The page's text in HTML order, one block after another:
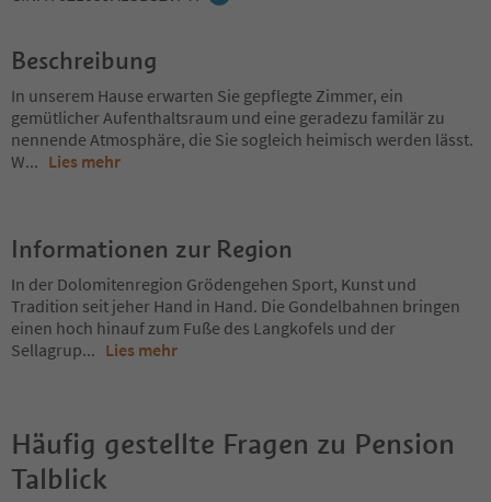
Beschreibung
In unserem Hause erwarten Sie gepflegte Zimmer, ein
gemütlicher Aufenthaltsraum und eine geradezu familär zu
nennende Atmosphäre, die Sie sogleich heimisch werden lässt.
W... Lies mehr
Informationen zur Region
In der Dolomitenregion Grödengehen Sport, Kunst und
Tradition seit jeher Hand in Hand. Die Gondelbahnen bringen
einen hoch hinauf zum Fuße des Langkofels und der
Sellagrup... Lies mehr
Häufig gestellte Fragen zu Pension
Talblick